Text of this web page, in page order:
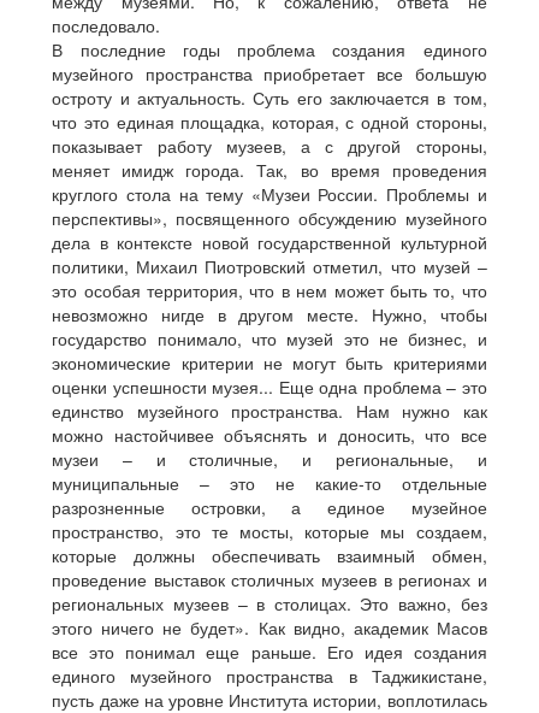
последовало.
В последние годы проблема создания единого
музейного пространства приобретает все большую
остроту и актуальность. Суть его заключается в том,
что это единая площадка, которая, с одной стороны,
показывает работу музеев, а с другой стороны,
меняет имидж города. Так, во время проведения
круглого стола на тему «Музеи России. Проблемы и
перспективы», посвященного обсуждению музейного
дела в контексте новой государственной культурной
политики, Михаил Пиотровский отметил, что музей –
это особая территория, что в нем может быть то, что
невозможно нигде в другом месте. Нужно, чтобы
государство понимало, что музей это не бизнес, и
экономические критерии не могут быть критериями
оценки успешности музея... Еще одна проблема – это
единство музейного пространства. Нам нужно как
можно настойчивее объяснять и доносить, что все
музеи – и столичные, и региональные, и
муниципальные – это не какие-то отдельные
разрозненные островки, а единое музейное
пространство, это те мосты, которые мы создаем,
которые должны обеспечивать взаимный обмен,
проведение выставок столичных музеев в регионах и
региональных музеев – в столицах. Это важно, без
этого ничего не будет». Как видно, академик Масов
все это понимал еще раньше. Его идея создания
единого музейного пространства в Таджикистане,
пусть даже на уровне Института истории, воплотилась